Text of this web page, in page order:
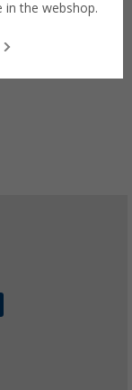
in the webshop.